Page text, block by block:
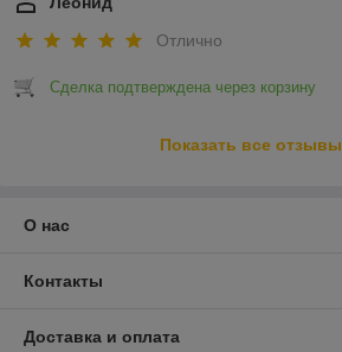
Отлично
Сделка подтверждена через корзину
Показать все отзывы
О нас
Контакты
Доставка и оплата